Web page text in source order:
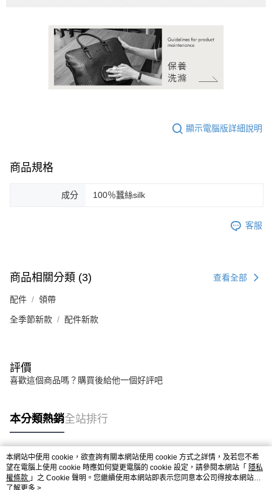
顯示電腦版詳細說明
商品規格
成分 100％蠶絲silk
客服
商品相關分類 (3) 查看全部
配件 領帶
全季節新款 配件新款
評價
喜歡這個商品嗎？購買後給他一個好評吧
本分類熱銷全站排行
熱門標籤
本網站中使用 cookie，欲查詢有關本網站使用 cookie 方式之詳情，及若您不希
望在電腦上使用 cookie 時應如何變更電腦的 cookie 設定，請參閱本網站「 隱私
權條款 」之 Cookie 聲明。您繼續使用本網站即表示您同意本公司得按本網站使
用條款之 Cookie 聲明使用 cookie。
了解更多 >